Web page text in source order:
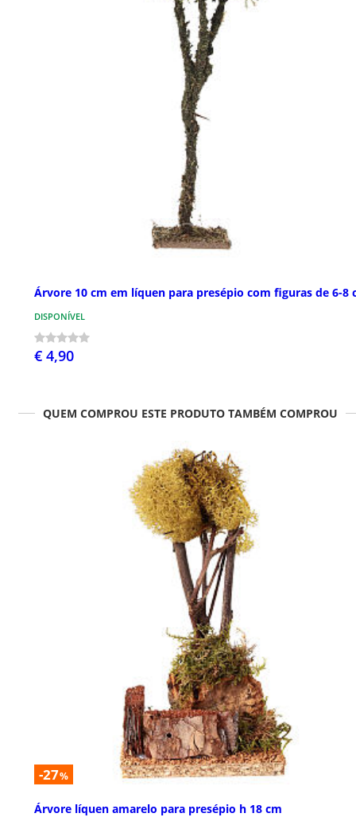
Árvore 10 cm em líquen para presépio com figuras de 6-8
DISPONÍVEL
€ 4,90
QUEM COMPROU ESTE PRODUTO TAMBÉM COMPROU
-27%
Árvore líquen amarelo para presépio h 18 cm